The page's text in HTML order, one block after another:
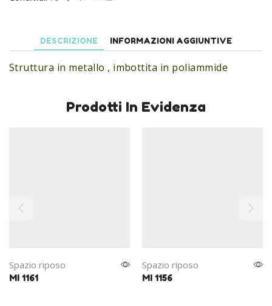
DESCRIZIONE INFORMAZIONI AGGIUNTIVE
Struttura in metallo , imbottita in poliammide
Prodotti In Evidenza
Spazio riposo
MI 1161
Spazio riposo
MI 1156